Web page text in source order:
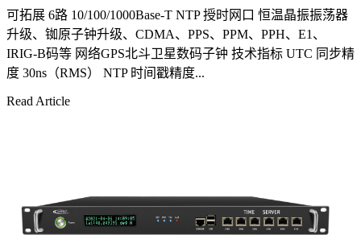
可拓展 6路 10/100/1000Base-T NTP 授时网口 恒温晶振振荡器
升级、铷原子钟升级、CDMA、PPS、PPM、PPH、E1、
IRIG-B码等 网络GPS北斗卫星数码子钟 技术指标 UTC 同步精
度 30ns（RMS） NTP 时间戳精度...
Read Article